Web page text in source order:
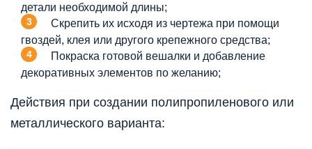
детали необходимой длины;
Скрепить их исходя из чертежа при помощи
гвоздей, клея или другого крепежного средства;
Покраска готовой вешалки и добавление
декоративных элементов по желанию;
Действия при создании полипропиленового или
металлического варианта: